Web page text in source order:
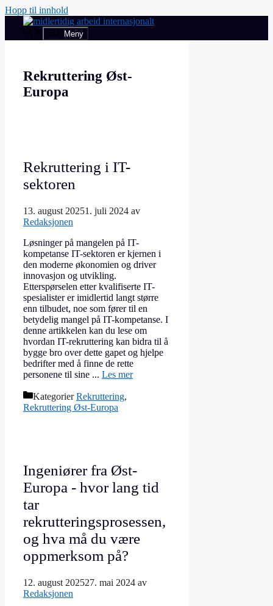
Hopp til innhold
Meny
Rekruttering Øst-
Europa
Rekruttering i IT-
sektoren
13. august 20251. juli 2024 av
Redaksjonen
Løsninger på mangelen på IT-
kompetanse IT-sektoren er kjernen i
den moderne økonomien og driver
innovasjon og utvikling.
Etterspørselen etter kvalifiserte IT-
spesialister er imidlertid langt større
enn tilbudet, noe som fører til en
betydelig mangel på IT-kompetanse. I
denne artikkelen kan du lese om
hvordan IT-rekruttering kan bidra til å
bygge bro over dette gapet og hjelpe
bedrifter med å finne de rette
personene til sine ... Les mer
KategorierRekruttering,
Rekruttering Øst-Europa
Ingeniører fra Øst-
Europa - hvor lang tid
tar
rekrutteringsprosessen,
og hva må du være
oppmerksom på?
12. august 202527. mai 2024 av
Redaksjonen